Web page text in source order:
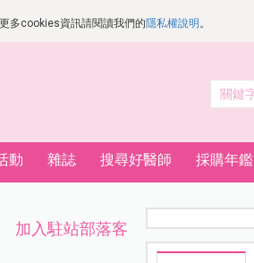
多cookies資訊請閱讀我們的隱私權說明 。
動 雜誌 搜尋好醫師 採購年鑑
加入駐站部落客